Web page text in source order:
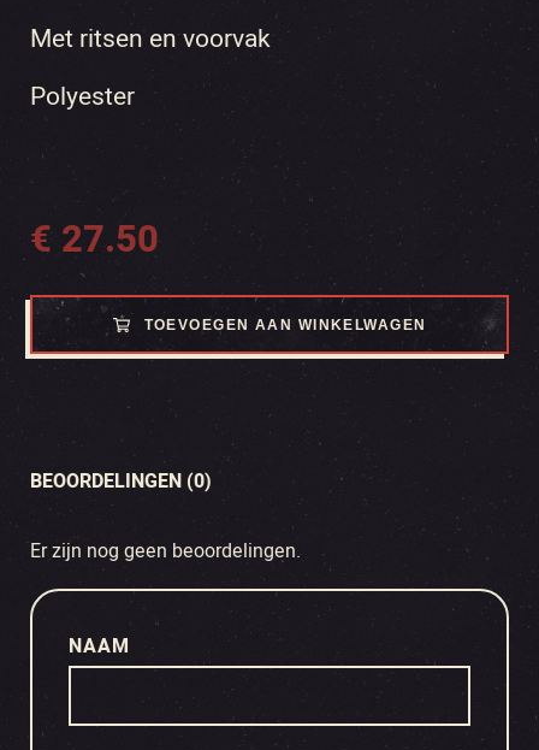
Met ritsen en voorvak
Polyester
€ 27.50
TOEVOEGEN AAN WINKELWAGEN
BEOORDELINGEN (0)
Er zijn nog geen beoordelingen.
NAAM